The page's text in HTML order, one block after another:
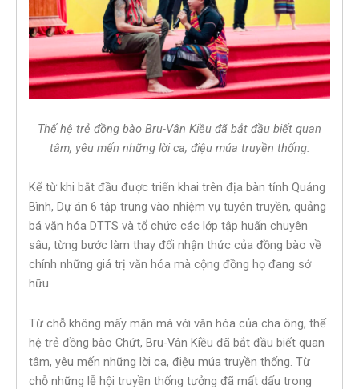
Thế hệ trẻ đồng bào Bru-Vân Kiều đã bắt đầu biết quan
tâm, yêu mến những lời ca, điệu múa truyền thống.
Kể từ khi bắt đầu được triển khai trên địa bàn tỉnh Quảng
Bình, Dự án 6 tập trung vào nhiệm vụ tuyên truyền, quảng
bá văn hóa DTTS và tổ chức các lớp tập huấn chuyên
sâu, từng bước làm thay đổi nhận thức của đồng bào về
chính những giá trị văn hóa mà cộng đồng họ đang sở
hữu.
Từ chỗ không mấy mặn mà với văn hóa của cha ông, thế
hệ trẻ đồng bào Chứt, Bru-Vân Kiều đã bắt đầu biết quan
tâm, yêu mến những lời ca, điệu múa truyền thống. Từ
chỗ những lễ hội truyền thống tưởng đã mất dấu trong